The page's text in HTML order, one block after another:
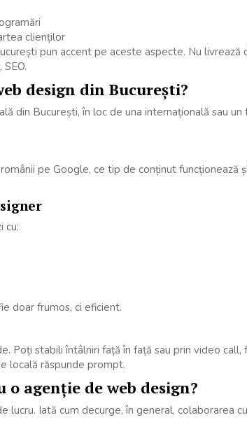
clienților
pun accent pe aceste aspecte. Nu livrează
design din București?
din București, în loc de una internațională sau un
pe Google, ce tip de conținut funcționează
cu:
doar frumos, ci eficient.
Poți stabili întâlniri față în față sau prin video call,
locală răspunde prompt.
o agenție de web design?
lucru. Iată cum decurge, în general, colaborarea